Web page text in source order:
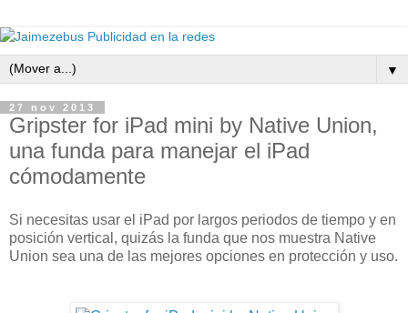
▼
27 nov 2013
Gripster for iPad mini by Native Union,
una funda para manejar el iPad
cómodamente
Si necesitas usar el iPad por largos periodos de tiempo y en
posición vertical, quizás la funda que nos muestra Native
Union sea una de las mejores opciones en protección y uso.